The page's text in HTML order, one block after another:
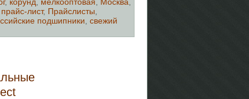
, корунд, мелкооптовая, Москва,
прайс-лист, Прайслисты,
подшипники, свежий